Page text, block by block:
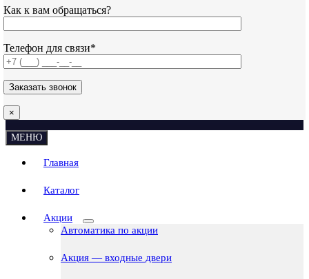
Как к вам обращаться?
Телефон для связи*
×
МЕНЮ
Главная
Каталог
Акции
Автоматика по акции
Акция — входные двери